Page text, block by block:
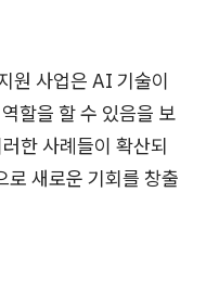
원 사업은 AI 기술이
할을 할 수 있음을 보
한 사례들이 확산되
새로운 기회를 창출